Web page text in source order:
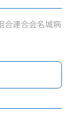
合連合会名城病